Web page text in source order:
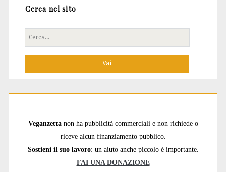
Cerca nel sito
Cerca
per:
Veganzetta non ha pubblicità commerciali e non richiede o
riceve alcun finanziamento pubblico.
Sostieni il suo lavoro: un aiuto anche piccolo è importante.
FAI UNA DONAZIONE